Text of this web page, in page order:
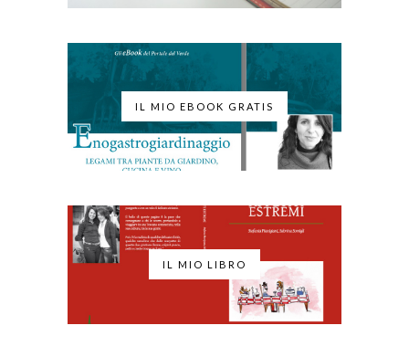
IL MIO EBOOK GRATIS
IL MIO LIBRO